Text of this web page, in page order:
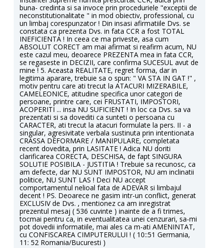
buna- credinta si sa invoce prin proceduriele "exceptii de
neconstitutionalitate " in mod obiectiv, professional, cu
un limbaj corespunzator ! Din insasi afirmatiile Dvs. se
constata ca prezenta Dvs. in fata CCR a fost TOTAL
INEFICIENTA ! In ceea ce ma priveste, asa cum
ABSOLUT CORECT am mai afirmat si reafirm acum, NU
este cazul meu, deoarece PREZENTA mea in fata CCR,
se regaseste in DECIZII, care confirma SUCESUL avut de
mine ! 5. Aceasta REALITATE, regret forma, dar in
legitima aparare, trebuie sa o spun: " VA STA IN GAT !" ,
motiv pentru care ati trecut la ATACURI MIZERABILE,
CAMELEONICE, atitudine specifica unor categori de
persoane, printre care, cei FRUSTATI, IMPOSTORI,
ACOPERITI ... insa NU SUFICIENT ! In loc ca Dvs. sa va
prezentati si sa dovediti ca sunteti o persoana cu
CARACTER, ati trecut la atacuri formulate la pers. II - a
singular, agresivitate verbala sustinuta prin intentionata
CRASSA DEFORMARE / MANIPULARE, completata
recent dovedita, prin LASITATE ! Adica NU doriti
clarificarea CORECTA, DESCHISA, de fapt SINGURA
SOLUTIE POSIBILA - JUSTITIA ! Trebuie sa recunosc, ca
am defecte, dar NU SUNT IMPOSTOR, NU am inclinatii
politice, NU SUNT LAS ! Deci NU accept
comportamentul nelioal fata de ADEVAR si limbajul
decent ! PS. Deoarece ne gasim intr-un conflict, generat
EXCLUSIV de Dvs. , mentionez ca am inregistrat
prezentul mesaj ( 536 cuvinte ) inainte de a fi trimes,
tocmai pentru ca, in eventualitatea unei cenzurari, sa-mi
pot dovedii informatiile, mai ales ca m-ati AMENINTAT,
cu CONFISCAREA CIMPUTERULUI ! ( 10::51 Germania,
11: 52 Romania/Bucuresti )